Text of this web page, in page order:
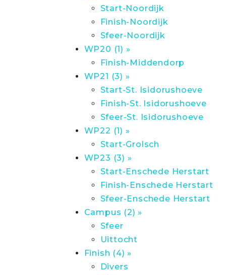
Start-Noordijk
Finish-Noordijk
Sfeer-Noordijk
WP20 (1) »
Finish-Middendorp
WP21 (3) »
Start-St. Isidorushoeve
Finish-St. Isidorushoeve
Sfeer-St. Isidorushoeve
WP22 (1) »
Start-Grolsch
WP23 (3) »
Start-Enschede Herstart
Finish-Enschede Herstart
Sfeer-Enschede Herstart
Campus (2) »
Sfeer
Uittocht
Finish (4) »
Divers